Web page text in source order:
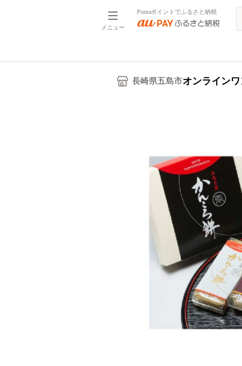
メニュー
Pontaポイントでふるさと納税
長崎県五島市オンライン